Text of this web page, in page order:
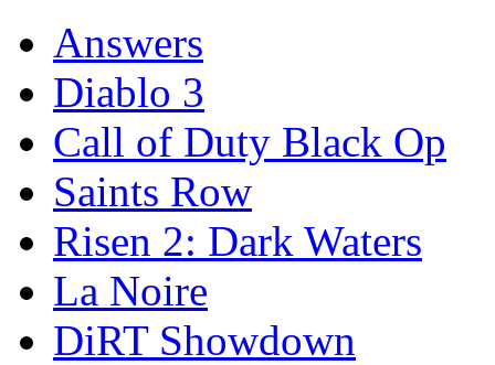
Answers
Diablo 3
Call of Duty Black Op
Saints Row
Risen 2: Dark Waters
La Noire
DiRT Showdown